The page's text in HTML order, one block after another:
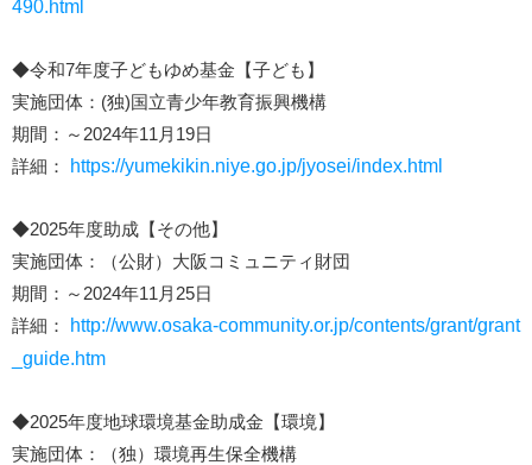
490.html
◆令和7年度子どもゆめ基金【子ども】
実施団体：(独)国立青少年教育振興機構
期間：～2024年11月19日
詳細：
https://yumekikin.niye.go.jp/jyosei/index.html
◆2025年度助成【その他】
実施団体：（公財）大阪コミュニティ財団
期間：～2024年11月25日
詳細：
http://www.osaka-community.or.jp/contents/grant/grant
_guide.htm
◆2025年度地球環境基金助成金【環境】
実施団体：（独）環境再生保全機構